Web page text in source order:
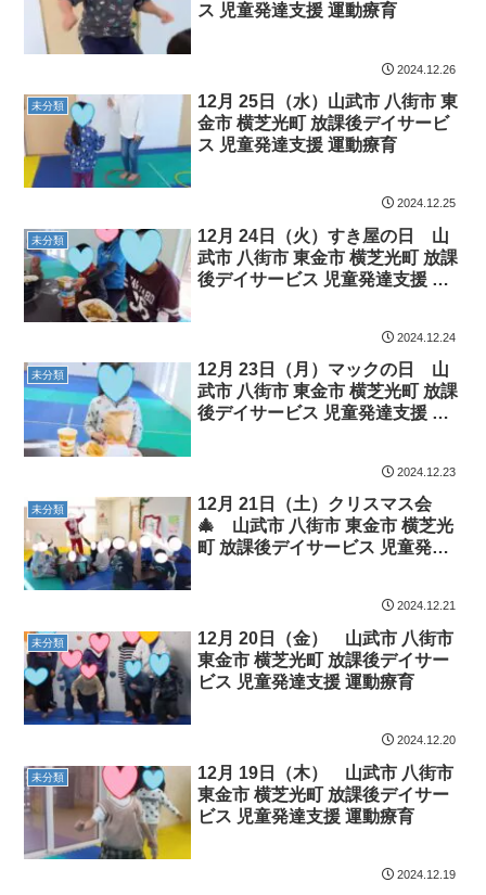
ス 児童発達支援 運動療育
2024.12.26
未分類
12月 25日（水）山武市 八街市 東
金市 横芝光町 放課後デイサービ
ス 児童発達支援 運動療育
2024.12.25
未分類
12月 24日（火）すき屋の日 山
武市 八街市 東金市 横芝光町 放課
後デイサービス 児童発達支援 運
2024.12.24
未分類
12月 23日（月）マックの日 山
武市 八街市 東金市 横芝光町 放課
後デイサービス 児童発達支援 運
2024.12.23
未分類
12月 21日（土）クリスマス会
🎄 山武市 八街市 東金市 横芝光
町 放課後デイサービス 児童発達
2024.12.21
未分類
12月 20日（金） 山武市 八街市
東金市 横芝光町 放課後デイサー
ビス 児童発達支援 運動療育
2024.12.20
未分類
12月 19日（木） 山武市 八街市
東金市 横芝光町 放課後デイサー
ビス 児童発達支援 運動療育
2024.12.19